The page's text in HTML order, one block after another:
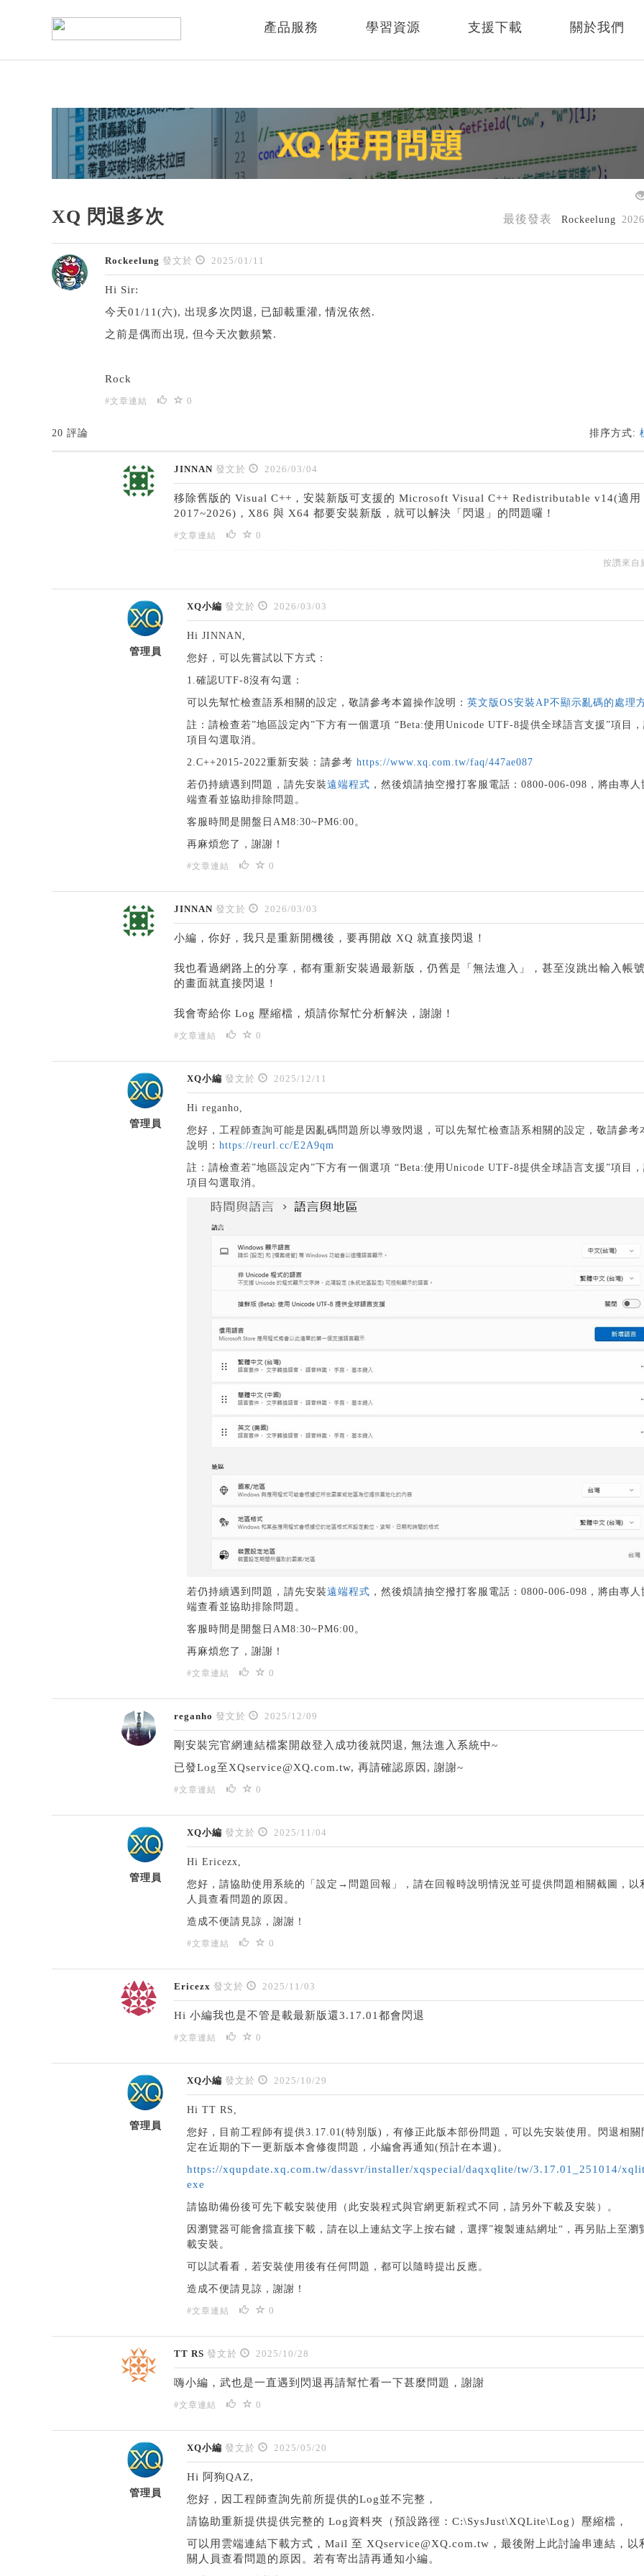
產品服務 學習資源 支援下載 關於我們
XQ 閃退多次 最後發表 Rockeelung
Rockeelung 發文於 2025/01/11
Hi Sir:
今天01/11(六), 出現多次閃退, 已缷載重灌, 情況依然.
之前是偶而出現, 但今天次數頻繁.
Rock
#文章連結 0
20 評論 排序方式:
JINNAN 發文於 2026/03/04
移除舊版的 Visual C++，安裝新版可支援的 Microsoft Visual C++ Redistributable v14(適用
2017~2026)，X86 與 X64 都要安裝新版，就可以解決「閃退」的問題囉！
#文章連結 0
按讚來自
管理員
XQ小編 發文於 2026/03/03
Hi JINNAN,
您好，可以先嘗試以下方式：
1.確認UTF-8沒有勾選：
可以先幫忙檢查語系相關的設定，敬請參考本篇操作說明：英文版OS安裝AP不顯示亂碼的處理
註：請檢查若”地區設定內”下方有一個選項 “Beta:使用Unicode UTF-8提供全球語言支援”項目
項目勾選取消。
2.C++2015-2022重新安裝：請參考https://www.xq.com.tw/faq/447ae087
若仍持續遇到問題，請先安裝遠端程式 ，然後煩請抽空撥打客服電話：0800-006-098，將由專
端查看並協助排除問題。
客服時間是開盤日AM8:30~PM6:00。
再麻煩您了，謝謝！
#文章連結 0
JINNAN 發文於 2026/03/03
小編，你好，我只是重新開機後，要再開啟 XQ 就直接閃退！
我也看過網路上的分享，都有重新安裝過最新版，仍舊是「無法進入」，甚至沒跳出輸入帳
的畫面就直接閃退！
我會寄給你 Log 壓縮檔，煩請你幫忙分析解決，謝謝！
#文章連結 0
管理員
XQ小編 發文於 2025/12/11
Hi reganho,
您好，工程師查詢可能是因亂碼問題所以導致閃退，可以先幫忙檢查語系相關的設定，敬請參考
說明：https://reurl.cc/E2A9qm
註：請檢查若”地區設定內”下方有一個選項 “Beta:使用Unicode UTF-8提供全球語言支援”項目
項目勾選取消。
若仍持續遇到問題，請先安裝遠端程式 ，然後煩請抽空撥打客服電話：0800-006-098，將由專
端查看並協助排除問題。
客服時間是開盤日AM8:30~PM6:00。
再麻煩您了，謝謝！
#文章連結 0
reganho 發文於 2025/12/09
剛安裝完官網連結檔案開啟登入成功後就閃退, 無法進入系統中~
已發Log至XQservice@XQ.com.tw, 再請確認原因, 謝謝~
#文章連結 0
管理員
XQ小編 發文於 2025/11/04
Hi Ericezx,
您好，請協助使用系統的「設定→問題回報」，請在回報時說明情況並可提供問題相關截圖，以
人員查看問題的原因。
造成不便請見諒，謝謝！
#文章連結 0
Ericezx 發文於 2025/11/03
Hi 小編我也是不管是載最新版還3.17.01都會閃退
#文章連結 0
管理員
XQ小編 發文於 2025/10/29
Hi TT RS,
您好，目前工程師有提供3.17.01(特別版)，有修正此版本部份問題，可以先安裝使用。閃退相關
定在近期的下一更新版本會修復問題，小編會再通知(預計在本週)。
https://xqupdate.xq.com.tw/dassvr/installer/xqspecial/daqxqlite/tw/3.17.01_251014/
exe
請協助備份後可先下載安裝使用（此安裝程式與官網更新程式不同，請另外下載及安裝）。
因瀏覽器可能會擋直接下載，請在以上連結文字上按右鍵，選擇”複製連結網址“，再另貼上至瀏
載安裝。
可以試看看，若安裝使用後有任何問題，都可以隨時提出反應。
造成不便請見諒，謝謝！
#文章連結 0
TT RS 發文於 2025/10/28
嗨小編，武也是一直遇到閃退再請幫忙看一下甚麼問題，謝謝
#文章連結 0
管理員
XQ小編 發文於 2025/05/20
Hi 阿狗QAZ,
您好，因工程師查詢先前所提供的Log並不完整，
請協助重新提供提供完整的 Log資料夾（預設路徑：C:\SysJust\XQLite\Log）壓縮檔，
可以用雲端連結下載方式，Mail 至 XQservice@XQ.com.tw，最後附上此討論串連結，以
關人員查看問題的原因。若有寄出請再通知小編。